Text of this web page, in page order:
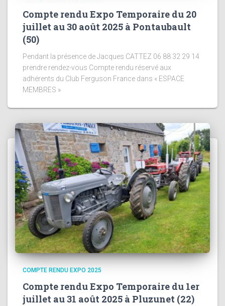
Compte rendu Expo Temporaire du 20
juillet au 30 août 2025 à Pontaubault
(50)
Pendant la présence de Jacques CATTEZ 06 88 32 29 14
prendre rendez-vous Compte rendu réservé aux
adhérents du Club Ferguson France dans « ESPACE
MEMBRES »
COMPTE RENDU EXPO 2025
Compte rendu Expo Temporaire du 1er
juillet au 31 août 2025 à Pluzunet (22)